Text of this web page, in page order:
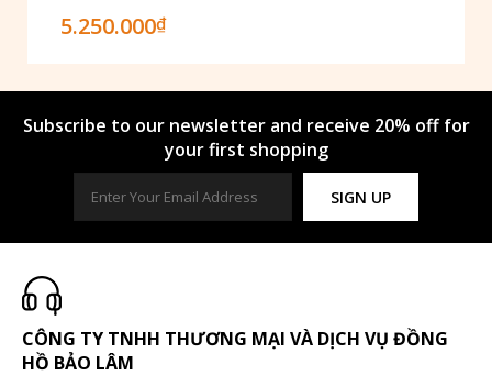
5.250.000₫
Subscribe to our newsletter and receive 20% off for
your first shopping
SIGN UP
CÔNG TY TNHH THƯƠNG MẠI VÀ DỊCH VỤ ĐỒNG
HỒ BẢO LÂM